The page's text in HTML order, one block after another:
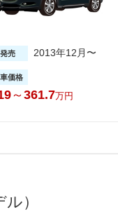
発売 2013年12月〜
価格
～ 361.7万円
）